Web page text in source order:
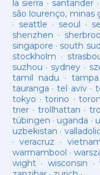
la sierra · santander ·
são lourenço, minas
· seattle · seoul ·
shenzhen ·
singapore · south
stockholm ·
suzhou · sydney ·
tamil nadu ·tampa
tauranga ·tel aviv·
tokyo ·torino ·
trier· trollhattan ·
tübingen · uganda ·
uzbekistan ·
· veracruz ·
warrnambool ·
wight· wisconsin ·